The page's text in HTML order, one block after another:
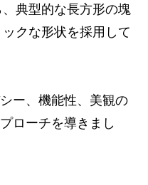
典型的な長方形の塊
クな形状を採用して
ー、機能性、美観の
ローチを導きまし